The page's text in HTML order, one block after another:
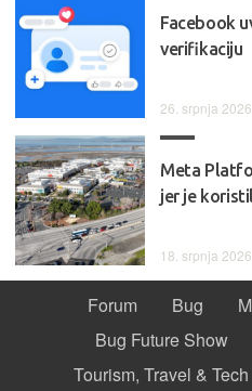
Facebook
verifikaciju
26. srpnja 2026.
Meta
jer je
18. srpnja 2026.
Forum Bug
Bug Future Show
Tourism, Travel & Tech